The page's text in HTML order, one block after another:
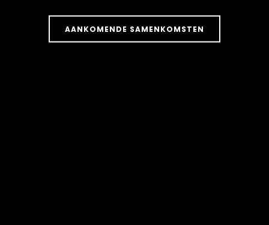
AANKOMENDE SAMENKOMSTEN